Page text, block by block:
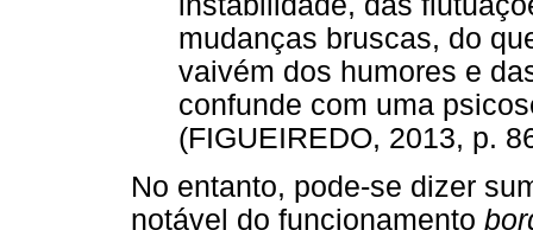
mudanças bruscas, do
vaivém dos humores e
confunde com uma
(FIGUEIREDO, 2013, p.
No entanto, pode-se dizer
notável do funcionamento